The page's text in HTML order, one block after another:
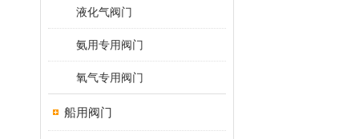
液化气阀门
氨用专用阀门
氧气专用阀门
船用阀门